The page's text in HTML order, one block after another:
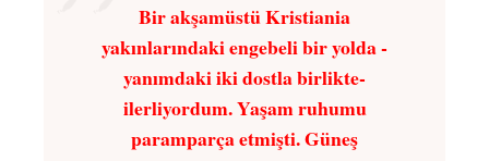
Bir akşamüstü Kristiania
yakınlarındaki engebeli bir yolda -
yanımdaki iki dostla birlikte-
ilerliyordum. Yaşam ruhumu
paramparça etmişti. Güneş